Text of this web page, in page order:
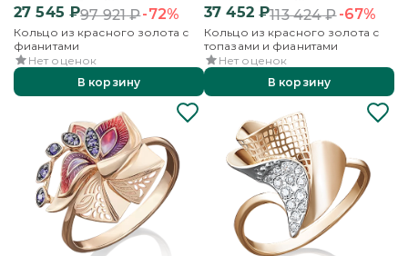
27 545 ₽97 921₽-72%
Кольцо из красного золота с
фианитами
Нет оценок
В корзину
37 452₽113 424₽-67%
Кольцо из красного золота с
топазами и фианитами
Нет оценок
В корзину